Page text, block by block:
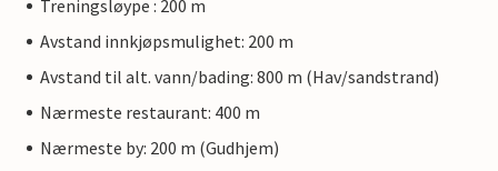
Treningsløype : 200 m
Avstand innkjøpsmulighet: 200 m
Avstand til alt. vann/bading: 800 m (Hav/sandstrand)
Nærmeste restaurant: 400 m
Nærmeste by: 200 m (Gudhjem)